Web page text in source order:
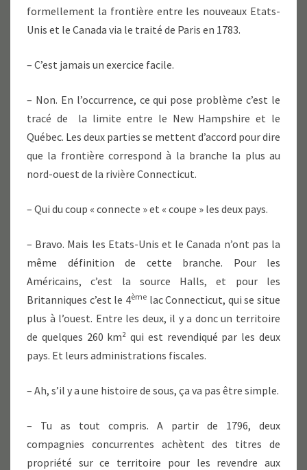
formellement la frontière entre les nouveaux Etats-
Unis et le Canada via le traité de Paris en 1783.
– C’est jamais un exercice facile.
– Non. En l’occurrence, ce qui pose problème c’est le
tracé de la limite entre le New Hampshire et le
Québec. Les deux parties se mettent d’accord pour dire
que la frontière correspond à la branche la plus au
nord-ouest de la rivière Connecticut.
– Qui du coup « connecte » et « coupe » les deux pays.
– Bravo. Mais les Etats-Unis et le Canada n’ont pas la
même définition de cette branche. Pour les
Américains, c’est la source Halls, et pour les
Britanniques c’est le 4èmelac Connecticut, qui se situe
plus à l’ouest. Entre les deux, il y a donc un territoire
de quelques 260 km² qui est revendiqué par les deux
pays. Et leurs administrations fiscales.
– Ah, s’il y a une histoire de sous, ça va pas être simple.
– Tu as tout compris. A partir de 1796, deux
compagnies concurrentes achètent des titres de
propriété sur ce territoire pour les revendre aux